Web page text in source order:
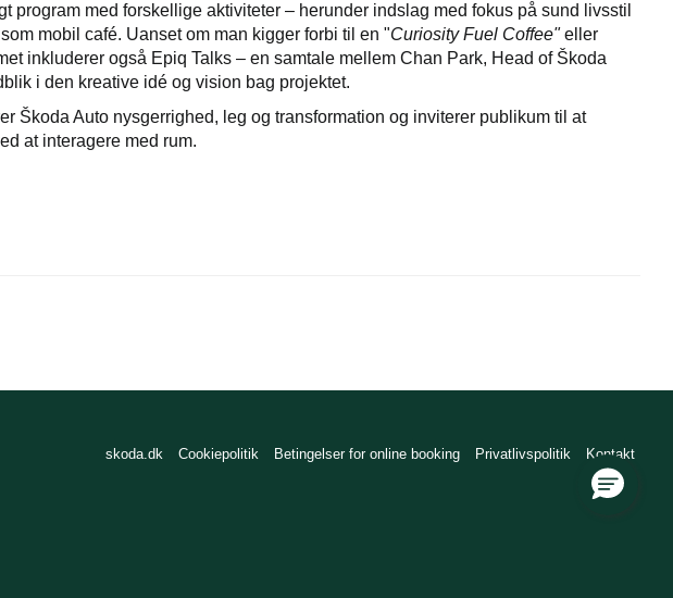
med forskellige aktiviteter – herunder indslag med fokus på sund livsstil
mobil café. Uanset om man kigger forbi til en "Curiosity Fuel Coffee"eller
inkluderer også Epiq Talks – en samtale mellem Chan Park, Head of Škoda
i den kreative idé og vision bag projektet.
Škoda Auto nysgerrighed, leg og transformation og inviterer publikum til at
at interagere med rum.
skoda.dk Cookiepolitik Betingelser for online booking Privatlivspolitik Kontakt